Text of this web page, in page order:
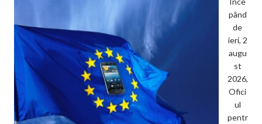
pând
de
ieri, 2
augu
st
2026,
Ofici
ul
pentr